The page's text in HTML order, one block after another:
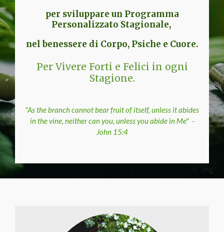
per sviluppare un Programma
Personalizzato Stagionale,
nel benessere di Corpo, Psiche e Cuore.
Per Vivere Forti e Felici in ogni
Stagione.
"As the branch cannot bear fruit of itself, unless it abides
in the vine, neither can you, unless you abide in Me" -
John 15:4